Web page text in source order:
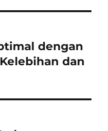
dengan
dan